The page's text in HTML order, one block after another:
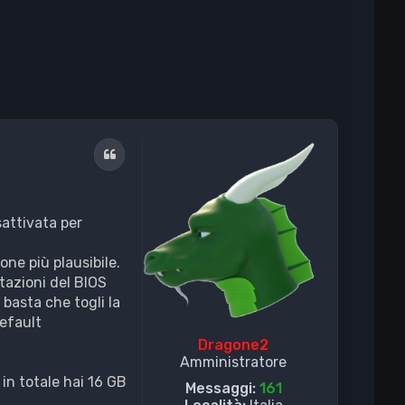
Dragone2
Amministratore
Messaggi: 161
Cita
per
più plausibile.
del BIOS
che togli la
totale hai 16 GB